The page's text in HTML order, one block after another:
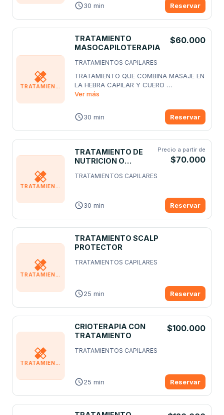
30 min Reservar
TRATAMIENTOS CAPILARES
TRATAMIENTO
MASOCAPILOTERAPIA
$60.000
TRATAMIENTOS CAPILARES
TRATAMIENTO QUE COMBINA MASAJE EN
LA HEBRA CAPILAR Y CUERO
CABELLUDO, IDEAL
Ver más
30 min Reservar
TRATAMIENTOS CAPILARES
TRATAMIENTO DE
NUTRICION O
Precio a partir de
$70.000
TRATAMIENTOS CAPILARES
30 min Reservar
TRATAMIENTOS CAPILARES
TRATAMIENTO SCALP
PROTECTOR
TRATAMIENTOS CAPILARES
25 min Reservar
TRATAMIENTOS CAPILARES
CRIOTERAPIA CON
TRATAMIENTO
$100.000
TRATAMIENTOS CAPILARES
25 min Reservar